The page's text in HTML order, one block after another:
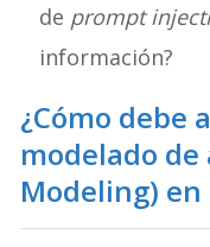
de prompt
información?
¿Cómo debe
modelado de
Modeling) en